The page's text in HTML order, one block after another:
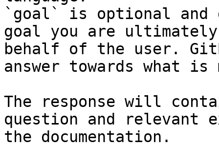
`goal` is optional and
goal you are
behalf of the user.
answer towards what
The response will
question and relevant
the documentation.